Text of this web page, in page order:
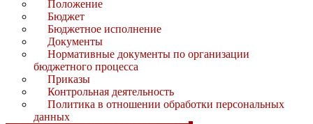
Положение
Бюджет
Бюджетное исполнение
Документы
Нормативные документы по организации
бюджетного процесса
Приказы
Контрольная деятельность
Политика в отношении обработки персональных
данных